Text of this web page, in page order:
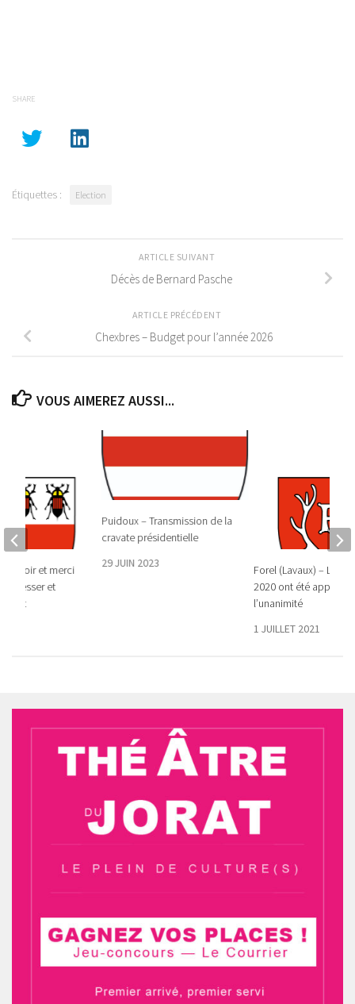
SHARE
Étiquettes : Election
ARTICLE SUIVANT
Décès de Bernard Pasche
ARTICLE PRÉCÉDENT
Chexbres – Budget pour l’année 2026
VOUS AIMEREZ AUSSI...
Puidoux – Transmission de la
cravate présidentielle
29 JUIN 2023
Forel (Lavaux) – Les
2020 ont été
l’unanimité
1 JUILLET 2021
revoir et merci
et